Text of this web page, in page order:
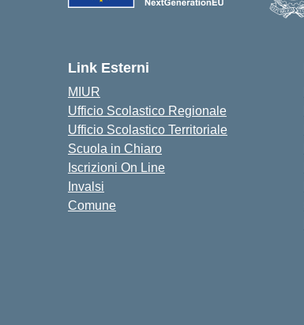
Link Esterni
MIUR
Ufficio Scolastico Regionale
Ufficio Scolastico Territoriale
Scuola in Chiaro
Iscrizioni On Line
Invalsi
Comune